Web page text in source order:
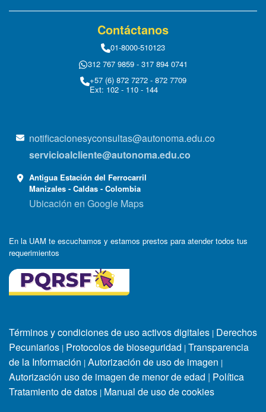
Contáctanos
01-8000-510123
312 767 9859 - 317 894 0741
+57 (6) 872 7272 - 872 7709
Ext: 102 - 110 - 144
notificacionesyconsultas@autonoma.edu.co
servicioalcliente@autonoma.edu.co
Antigua Estación del Ferrocarril
Manizales - Caldas - Colombia
Ubicación en Google Maps
En la UAM te escuchamos y estamos prestos para atender todos tus
requerimientos
Términos y condiciones de uso activos digitales | Derechos
Pecuniarios | Protocolos de bioseguridad | Transparencia
de la Información | Autorización de uso de imagen |
Autorización uso de imagen de menor de edad | Política
Tratamiento de datos | Manual de uso de cookies